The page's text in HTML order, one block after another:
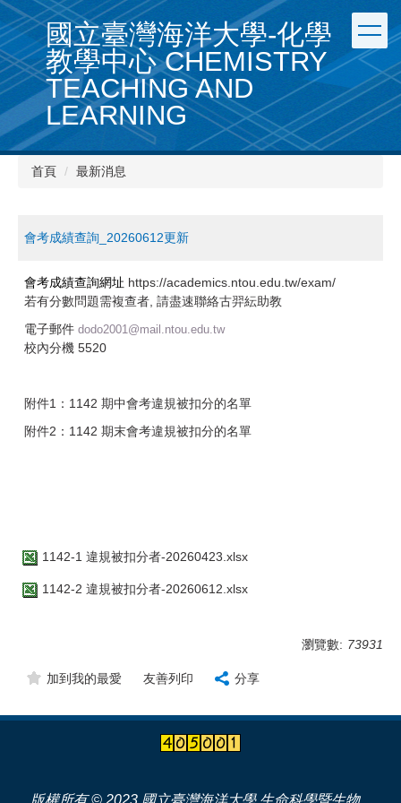
跳
到
主
要
內
容
區
國立臺灣海洋大學-化學
教學中心 CHEMISTRY
TEACHING AND
LEARNING
首頁 最新消息
會考成績查詢_20260612更新
會考成績查詢網址 https://academics.ntou.edu.tw/exam/
若有分數問題需複查者, 請盡速聯絡古羿紜助教
電子郵件 dodo2001@mail.ntou.edu.tw
校內分機 5520
附件1：1142 期中會考違規被扣分的名單
附件2：1142 期末會考違規被扣分的名單
1142-1 違規被扣分者-20260423.xlsx
1142-2 違規被扣分者-20260612.xlsx
瀏覽數: 73931
加到我的最愛 友善列印 分享